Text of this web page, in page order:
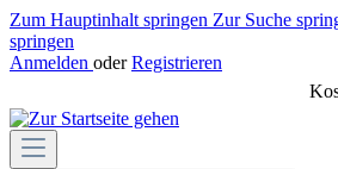
Zum Hauptinhalt springen Zur Suche
springen
Anmelden oder Registrieren